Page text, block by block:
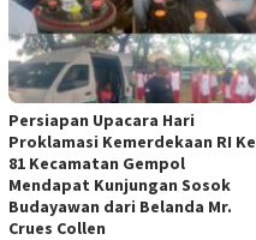
Persiapan Upacara Hari
Proklamasi Kemerdekaan RI Ke
81 Kecamatan Gempol
Mendapat Kunjungan Sosok
Budayawan dari Belanda Mr.
Crues Collen